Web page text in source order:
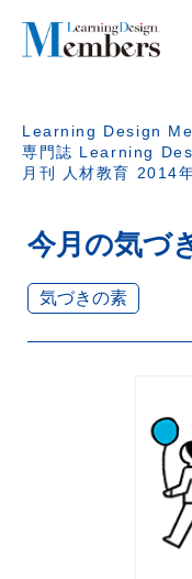
Learning Design
専門誌 Learning
月刊 人材教育 2014
今月の気づ
気づきの素